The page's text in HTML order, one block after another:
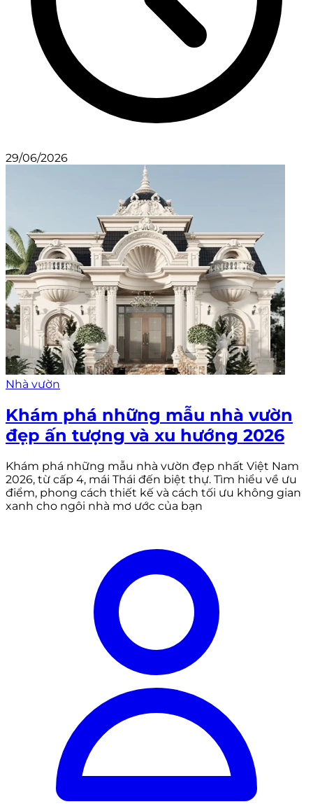
29/06/2026
Nhà vườn
Khám phá những mẫu nhà vườn
đẹp ấn tượng và xu hướng 2026
Khám phá những mẫu nhà vườn đẹp nhất Việt Nam
2026, từ cấp 4, mái Thái đến biệt thự. Tìm hiểu về ưu
điểm, phong cách thiết kế và cách tối ưu không gian
xanh cho ngôi nhà mơ ước của bạn